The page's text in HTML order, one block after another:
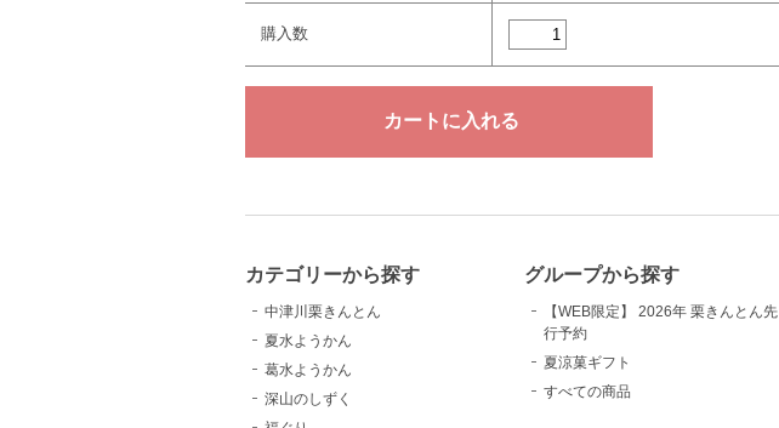
購入数
カテゴリーから探す
中津川栗きんとん
夏水ようかん
葛水ようかん
深山のしずく
グループから探す
【WEB限定】 2026年 栗きんとん先
行予約
夏涼菓ギフト
すべての商品